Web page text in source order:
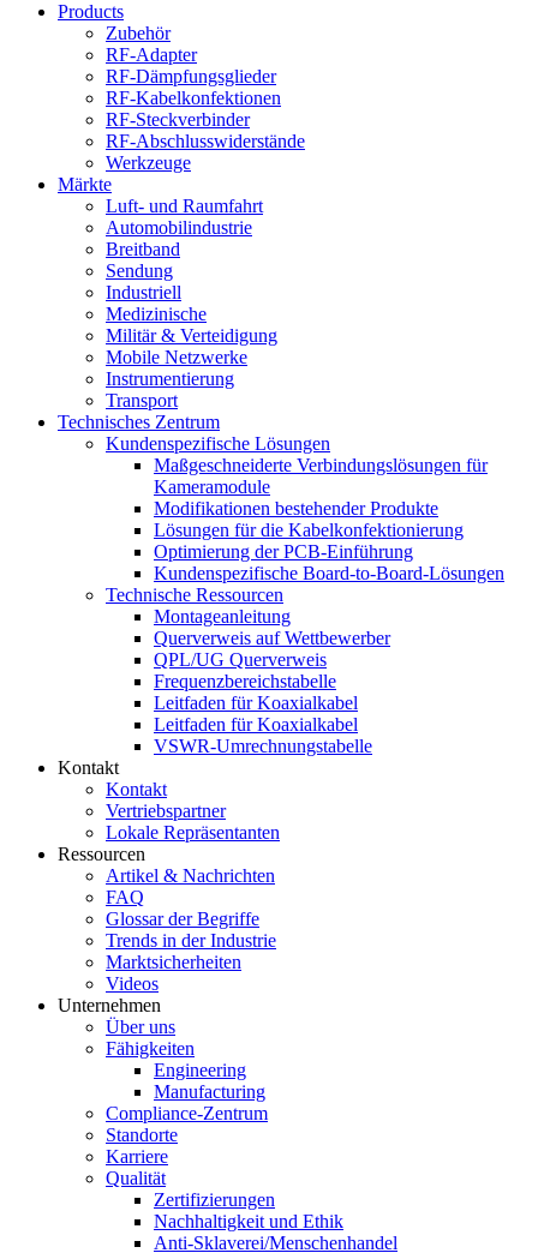
Products
Zubehör
RF-Adapter
RF-Dämpfungsglieder
RF-Kabelkonfektionen
RF-Steckverbinder
RF-Abschlusswiderstände
Werkzeuge
Märkte
Luft- und Raumfahrt
Automobilindustrie
Breitband
Sendung
Industriell
Medizinische
Militär & Verteidigung
Mobile Netzwerke
Instrumentierung
Transport
Technisches Zentrum
Kundenspezifische Lösungen
Maßgeschneiderte Verbindungslösungen für
Kameramodule
Modifikationen bestehender Produkte
Lösungen für die Kabelkonfektionierung
Optimierung der PCB-Einführung
Kundenspezifische Board-to-Board-Lösungen
Technische Ressourcen
Montageanleitung
Querverweis auf Wettbewerber
QPL/UG Querverweis
Frequenzbereichstabelle
Leitfaden für Koaxialkabel
Leitfaden für Koaxialkabel
VSWR-Umrechnungstabelle
Kontakt
Kontakt
Vertriebspartner
Lokale Repräsentanten
Ressourcen
Artikel & Nachrichten
FAQ
Glossar der Begriffe
Trends in der Industrie
Marktsicherheiten
Videos
Unternehmen
Über uns
Fähigkeiten
Engineering
Manufacturing
Compliance-Zentrum
Standorte
Karriere
Qualität
Zertifizierungen
Nachhaltigkeit und Ethik
Anti-Sklaverei/Menschenhandel